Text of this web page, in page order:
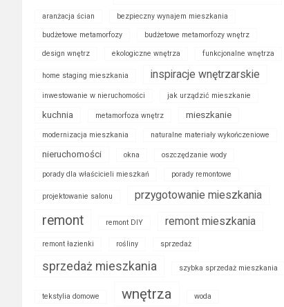
aranżacja ścian bezpieczny wynajem mieszkania
budżetowe metamorfozy budżetowe metamorfozy wnętrz
design wnętrz ekologiczne wnętrza funkcjonalne wnętrza
home staging mieszkania inspiracje wnętrzarskie
inwestowanie w nieruchomości jak urządzić mieszkanie
kuchnia metamorfoza wnętrz mieszkanie
modernizacja mieszkania naturalne materiały wykończeniowe
nieruchomości okna oszczędzanie wody
porady dla właścicieli mieszkań porady remontowe
projektowanie salonu przygotowanie mieszkania
remont remont DIY remont mieszkania
remont łazienki rośliny sprzedaż
sprzedaż mieszkania szybka sprzedaż mieszkania
tekstylia domowe wnętrza woda